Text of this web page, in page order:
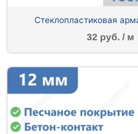
Стеклопластиковая
32 руб. / м